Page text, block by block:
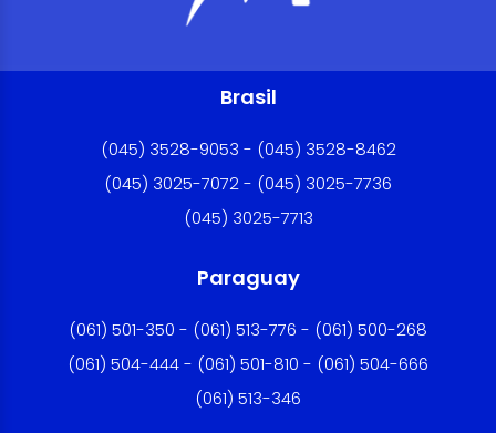
Brasil
(045) 3528-9053 - (045) 3528-8462
(045) 3025-7072 - (045) 3025-7736
(045) 3025-7713
Paraguay
(061) 501-350 - (061) 513-776 - (061) 500-268
(061) 504-444 - (061) 501-810 - (061) 504-666
(061) 513-346